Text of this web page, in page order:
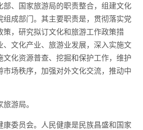
部、国家旅游局的职责整合，组建文化
成部门。其主要职责是，贯彻落实党
策，研究拟订文化和旅游工作政策措
、文化产业、旅游业发展，深入实施文
化资源普查、挖掘和保护工作，维护
场秩序，加强对外文化交流，推动中
游局。
康委员会。人民健康是民族昌盛和国家